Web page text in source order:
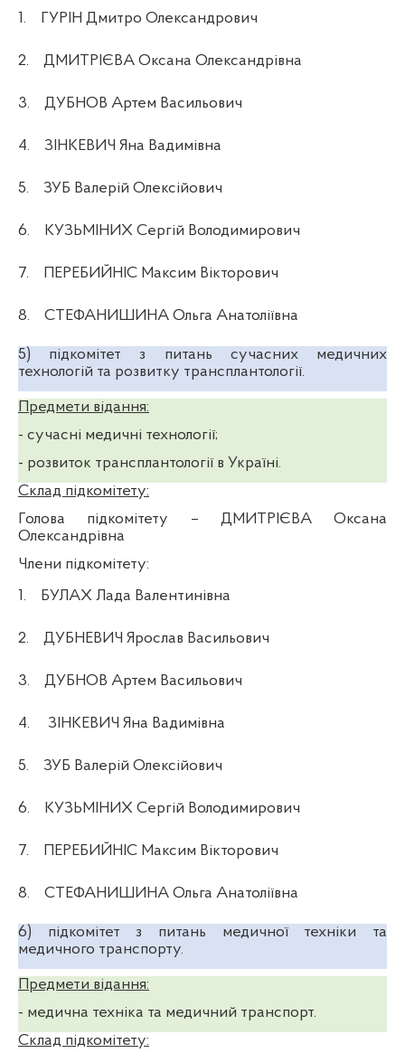
1. ГУРІН Дмитро Олександрович
2. ДМИТРІЄВА Оксана Олександрівна
3. ДУБНОВ Артем Васильович
4. ЗІНКЕВИЧ Яна Вадимівна
5. ЗУБ Валерій Олексійович
6. КУЗЬМІНИХ Сергій Володимирович
7. ПЕРЕБИЙНІС Максим Вікторович
8. СТЕФАНИШИНА Ольга Анатоліївна
5)
підкомітет з питань сучасних медичних
технологій та розвитку трансплантології.
Предмети відання:
- сучасні медичні технології;
- розвиток трансплантології в Україні.
Склад підкомітету:
Голова підкомітету – ДМИТРІЄВА Оксана
Олександрівна
Члени підкомітету:
1.
БУЛАХ Лада Валентинівна
2. ДУБНЕВИЧ Ярослав Васильович
3. ДУБНОВ Артем Васильович
4. ЗІНКЕВИЧ Яна Вадимівна
5. ЗУБ Валерій Олексійович
6. КУЗЬМІНИХ Сергій Володимирович
7. ПЕРЕБИЙНІС Максим Вікторович
8. СТЕФАНИШИНА Ольга Анатоліївна
6)
підкомітет з питань медичної техніки та
медичного транспорту.
Предмети відання:
- медична техніка та медичний транспорт.
Склад підкомітету: